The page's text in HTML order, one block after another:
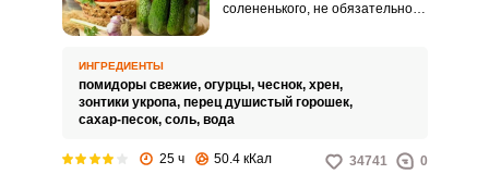
солененького, не обязательно
очень быстро и просто.
ИНГРЕДИЕНТЫ
помидоры свежие, огурцы, чеснок, хрен,
зонтики укропа, перец душистый горошек,
сахар-песок, соль, вода
25 ч 50.4 кКал 34741 0